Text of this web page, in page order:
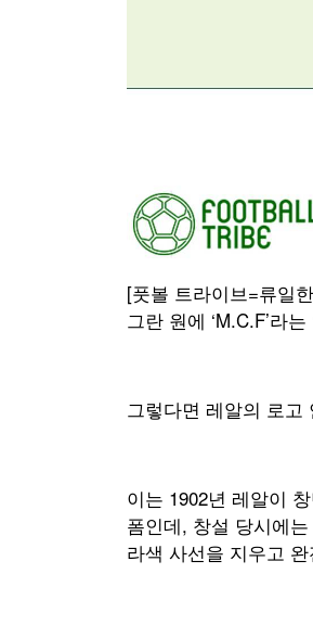
[풋볼 트라이브=류일
그란 원에 ‘M.C.F’라
그렇다면 레알의 로
이는 1902년 레알이
폼인데, 창설 당시에
라색 사선을 지우고